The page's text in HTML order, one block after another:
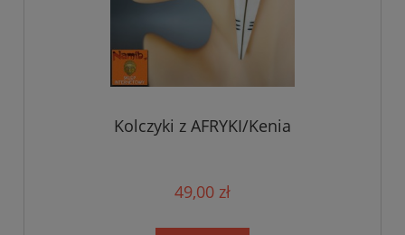
Kolczyki z AFRYKI/Kenia
49,00 zł